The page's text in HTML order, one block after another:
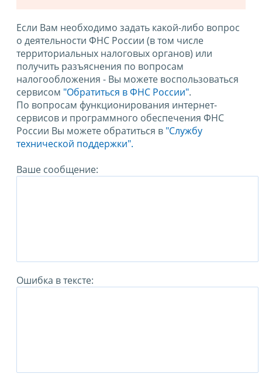
Если Вам необходимо задать какой-либо вопрос
о деятельности ФНС России (в том числе
территориальных налоговых органов) или
получить разъяснения по вопросам
налогообложения - Вы можете воспользоваться
сервисом "Обратиться в ФНС России".
По вопросам функционирования интернет-
сервисов и программного обеспечения ФНС
России Вы можете обратиться в "Службу
технической поддержки".
Ваше сообщение:
Ошибка в тексте: